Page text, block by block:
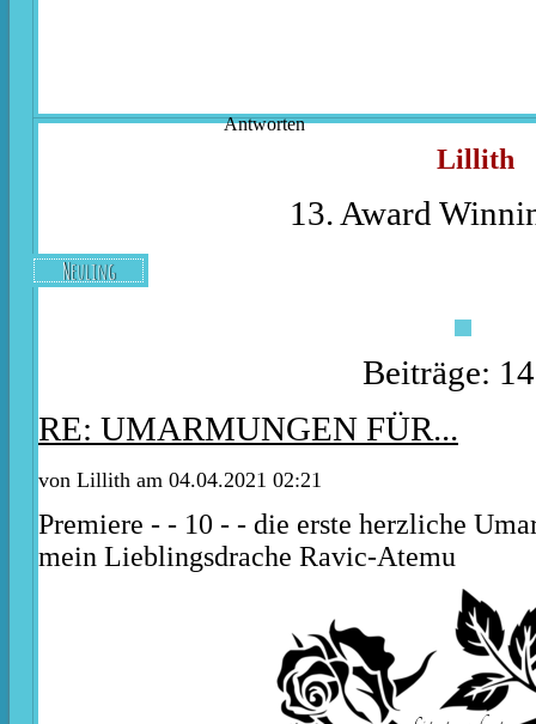
Antworten
Lillith
13. Award
Neuling
Beiträge:
RE: UMARMUNGEN FÜR...
von Lillith am 04.04.2021 02:21
Premiere - - 10 - - die erste herzliche
mein Lieblingsdrache Ravic-Atemu